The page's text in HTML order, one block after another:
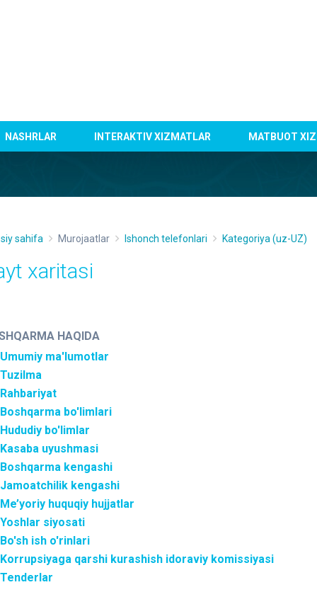
NASHRLAR INTERAKTIV XIZMATLAR MATBUOT
sahifa Murojaatlar Ishonch telefonlari Kategoriya (uz-UZ)
xaritasi
HAQIDA
Umumiy ma'lumotlar
Tuzilma
Rahbariyat
Boshqarma bo'limlari
Hududiy bo'limlar
Kasaba uyushmasi
Boshqarma kengashi
Jamoatchilik kengashi
Me’yoriy huquqiy hujjatlar
Yoshlar siyosati
Bo'sh ish o'rinlari
Korrupsiyaga qarshi kurashish idoraviy komissiyasi
Tenderlar